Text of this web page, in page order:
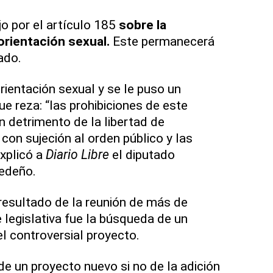
por el artículo 185 sobre la
sexual. Este permanecerá
sexual y se le puso un
reza: “las prohibiciones de este
detrimento de la libertad de
sujeción al orden público y las
a Diario Libre el diputado
de la reunión de más de
fue la búsqueda de un
controversial proyecto.
un proyecto nuevo si no de la adición